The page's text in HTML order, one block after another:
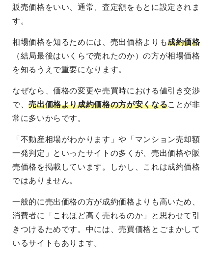
販売価格をいい、通常、査定額をもとに設定されま
す。
相場価格を知るためには、売出価格よりも成約価格
（結局最後はいくらで売れたのか）の方が相場価格
を知るうえで重要になります。
なぜなら、価格の変更や売買時における値引き交渉
で、売出価格より成約価格の方が安くなることが非
常に多いからです。
「不動産相場がわかります」や「マンション売却額
一発判定」といったサイトの多くが、売出価格や販
売価格を掲載しています。しかし、これは成約価格
ではありません。
一般的に売出価格の方が成約価格よりも高いため、
消費者に「これほど高く売れるのか」と思わせて引
きつけるためです。中には、売買価格とごまかして
いるサイトもあります。